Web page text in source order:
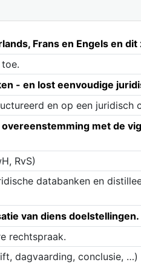
Frans en Engels en
- en lost eenvoudige
en op een juridisch
met de
RvS)
databanken en
van diens doelstellingen.
rechtspraak.
dagvaarding, conclusie,